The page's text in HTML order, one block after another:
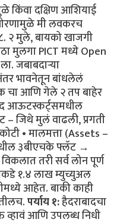
किंवा दक्षिण आशियाई
मी लवकरच
२ मुले, बायको खाजगी
मुलगा PICT मध्ये Open
जबाबदाऱ्या
भावनेतून बांधलेलं
चा आणि गेले २ तप बाहेर
आऊटस्कर्ट्समधील
जिथे मुलं वाढली, प्रगती
• मालमत्ता (Assets –
३बीएचके फ्लॅट →
तरी सर्व लोन पूर्ण
१.४ लाख म्युच्युअल
आहेत. बाकी काही
पर्याय १:हैदराबादचा
आणि उपलब्ध निधी